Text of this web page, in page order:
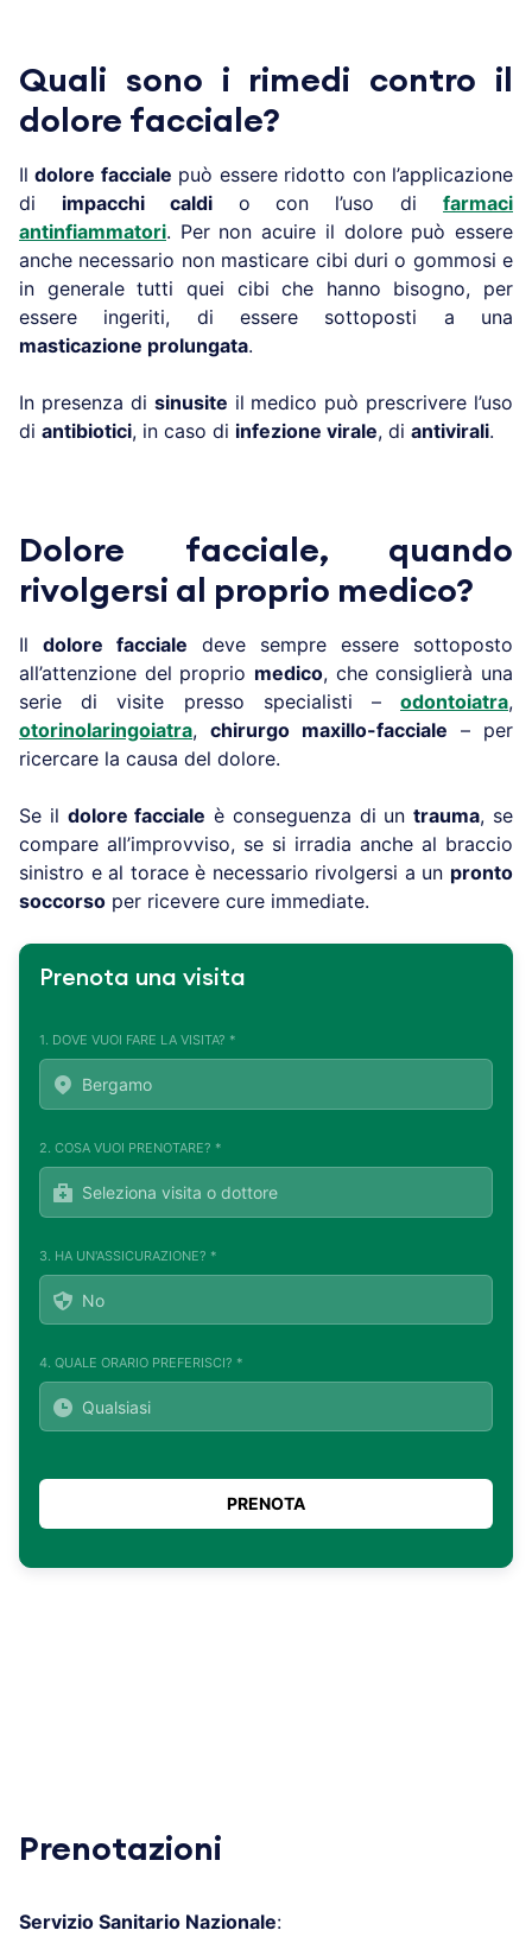
Quali sono i rimedi contro il
dolore facciale?
Ildolore facciale può essere ridotto con l’applicazione
di impacchi caldio con l’uso difarmaci
antinfiammatori. Per non acuire il dolore può essere
anche necessario non masticare cibi duri o gommosi e
in generale tutti quei cibi che hanno bisogno, per
essere ingeriti, di essere sottoposti a una
masticazione prolungata.
In presenza di sinusite il medico può prescrivere l’uso
di antibiotici, in caso di infezione virale, di antivirali.
Dolore facciale, quando
rivolgersi al proprio medico?
Il dolore facciale deve sempre essere sottoposto
all’attenzione del proprio medico, che consiglierà una
serie di visite presso specialisti – odontoiatra,
otorinolaringoiatra, chirurgo maxillo-facciale – per
ricercare la causa del dolore.
Se il dolore facciale è conseguenza di untrauma, se
compare all’improvviso, se si irradia anche al braccio
sinistro e al torace è necessario rivolgersi a un pronto
soccorso per ricevere cure immediate.
Prenota una visita
1. DOVE VUOI FARE LA VISITA? *
2. COSA VUOI PRENOTARE? *
3. HA UN'ASSICURAZIONE? *
4. QUALE ORARIO PREFERISCI? *
Prenotazioni
Servizio Sanitario Nazionale: